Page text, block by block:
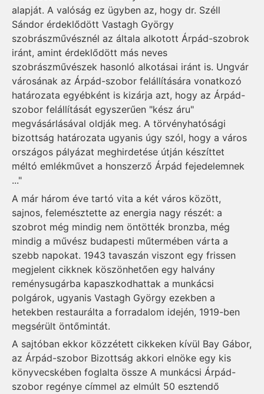
alapját. A valóság ez ügyben az, hogy dr. Széll
Sándor érdeklődött Vastagh György
szobrászművésznél az általa alkotott Árpád-szobrok
iránt, amint érdeklődött más neves
szobrászművészek hasonló alkotásai iránt is. Ungvár
városának az Árpád-szobor felállítására vonatkozó
határozata egyébként is kizárja azt, hogy az Árpád-
szobor felállítását egyszerűen "kész áru"
megvásárlásával oldják meg. A törvényhatósági
bizottság határozata ugyanis úgy szól, hogy a város
országos pályázat meghirdetése útján készíttet
méltó emlékművet a honszerző Árpád fejedelemnek
..."
A már három éve tartó vita a két város között,
sajnos, felemésztette az energia nagy részét: a
szobrot még mindig nem öntötték bronzba, még
mindig a művész budapesti műtermében várta a
szebb napokat. 1943 tavaszán viszont egy frissen
megjelent cikknek köszönhetően egy halvány
reménysugárba kapaszkodhattak a munkácsi
polgárok, ugyanis Vastagh György ezekben a
hetekben restaurálta a forradalom idején, 1919-ben
megsérült öntőmintát.
A sajtóban ekkor közzétett cikkeken kívül Bay Gábor,
az Árpád-szobor Bizottság akkori elnöke egy kis
könyvecskében foglalta össze A munkácsi Árpád-
szobor regénye címmel az elmúlt 50 esztendő